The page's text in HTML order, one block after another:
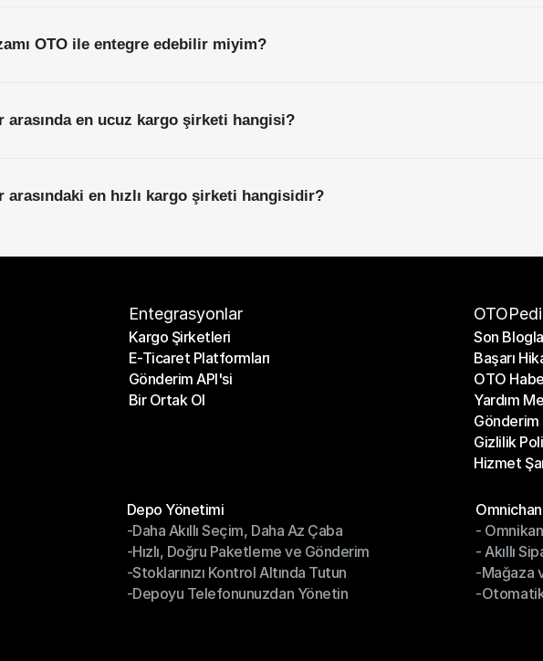
OTO ile entegre edebilir miyim?
arasında en ucuz kargo şirketi hangisi?
en hızlı kargo şirketi hangisidir?
Entegrasyonlar
Kargo Şirketleri
Kargo Şirketleri
E-Ticaret Platformları
E-Ticaret Platformları
Gönderim API'si
Gönderim API'si
Bir Ortak Ol
Son
Son
Başarı
Başarı
OTO
OTO
Yardım
Yardım
Gönderim
Gönderim
Gizlilik
Gizlilik
Hizmet
Depo Yönetimi
Depo Yönetimi
-Daha Akıllı Seçim, Daha Az Çaba
-Daha Akıllı Seçim, Daha Az Çaba
-Hızlı, Doğru Paketleme ve Gönderim
-Hızlı, Doğru Paketleme ve Gönderim
-Stoklarınızı Kontrol Altında Tutun
-Stoklarınızı Kontrol Altında Tutun
-Depoyu Telefonunuzdan Yönetin
-
-
- Akıllı
- Akıllı
-Mağaza
-Mağaza
-